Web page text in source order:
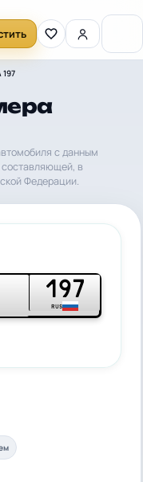
с данным
составляющей, в
Федерации.
197
RUS